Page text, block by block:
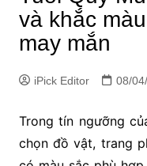
và khắc
may mắn
iPick Editor 08/
Trong tín ngưỡng
chọn đồ vật, trang